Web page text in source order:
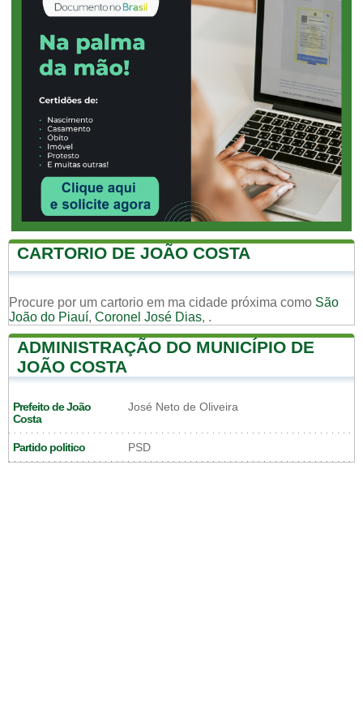
CARTORIO DE JOÃO COSTA
Procure por um cartorio em ma cidade próxima como São
João do Piauí, Coronel José Dias, .
ADMINISTRAÇÃO DO MUNICÍPIO DE
JOÃO COSTA
Prefeito de João
Costa
José Neto de Oliveira
Partido politico PSD